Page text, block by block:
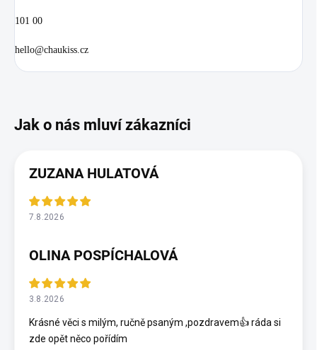
101 00
hello@chaukiss.cz
ZUZANA HULATOVÁ
7.8.2026
OLINA POSPÍCHALOVÁ
3.8.2026
Krásné věci s milým, ručně psaným ,pozdravem👍 ráda si
zde opět něco pořídím